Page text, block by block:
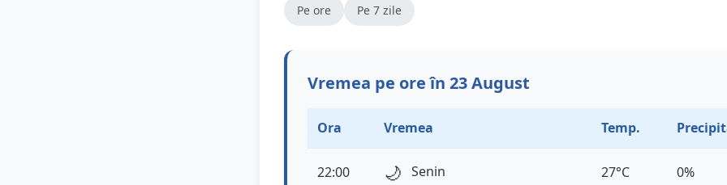
Pe ore Pe 7 zile
Vremea pe ore în 23 August
Ora Vremea Temp.
22:00 🌙 Senin 27°C 0%